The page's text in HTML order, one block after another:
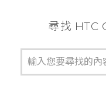
尋找 HTC